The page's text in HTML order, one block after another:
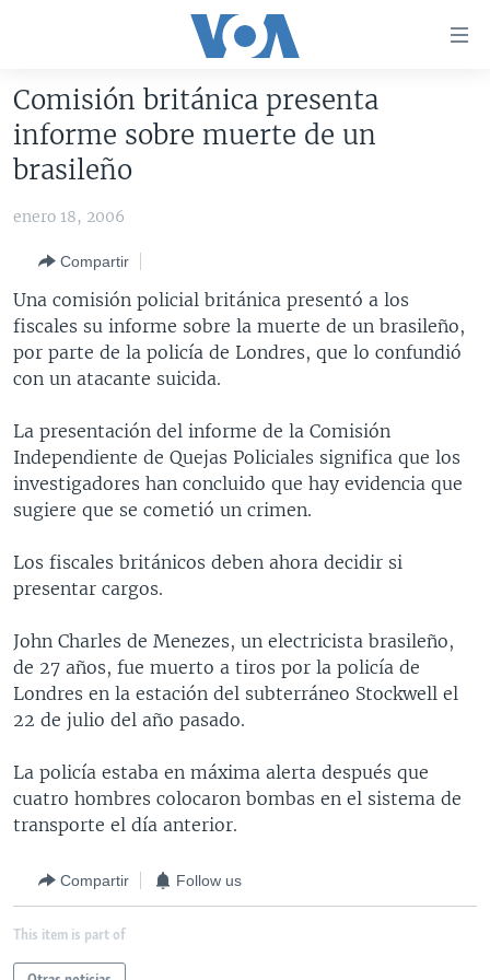
accesibilidad
contenido
Salte
principal
Salte
búsqueda
AMÉRICA DEL NORTE
ELECCIONES EEUU 2024
VOA VERIFICA INMIGRACIÓN
VOA VERIFICA AMÉRICA LATINA
ARGENTINA
BOLIVIA
COLOMBIA
CHILE
PERÚ
ECUADOR
VENEZUELA
CHINA EN AMÉRICA LATINA
CENTROAMÉRICA
COSTA RICA
EL SALVADOR
GUATEMALA
HONDURAS
NICARAGUA
OTRAS SECCIONES
INMIGRACIÓN
LIBERTAD DE PRENSA
MUNDO
ECONOMÍA
TECNOLOGÍA
CIENCIA Y SALUD
ESPECIALES DE LA VOA
LIBERTAD DE PRENSA
UCRANIA
MULTIMEDIA
FOTOGRAFÍA
EL MUNDO AL DÍA
VISIÓN 360
LAS CLAVES
RADIO
AUDIONOTICIAS
BUENOS DÍAS AMÉRICA
EL MUNDO AL DÍA [RADIO]
FORO [RADIO]
NOTA ECONÓMICA
ENTRETENIMIENTO
DOCUMENTALES DE LA VOA
Learning English
SÍGANOS
Idiomas
Comisión británica presenta
informe sobre muerte de un
brasileño
enero 18, 2006
Compartir
Una comisión policial británica presentó a los
fiscales su informe sobre la muerte de un brasileño,
por parte de la policía de Londres, que lo confundió
con un atacante suicida.
La presentación del informe de la Comisión
Independiente de Quejas Policiales significa que los
investigadores han concluido que hay evidencia que
sugiere que se cometió un crimen.
Los fiscales británicos deben ahora decidir si
presentar cargos.
John Charles de Menezes, un electricista brasileño,
de 27 años, fue muerto a tiros por la policía de
Londres en la estación del subterráneo Stockwell el
22 de julio del año pasado.
La policía estaba en máxima alerta después que
cuatro hombres colocaron bombas en el sistema de
transporte el día anterior.
Compartir Follow us
This item is part of